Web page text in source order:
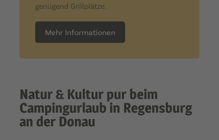
genügend Grillplätze.
Mehr Informationen
Natur & Kultur pur beim
Campingurlaub in Regensburg
an der Donau